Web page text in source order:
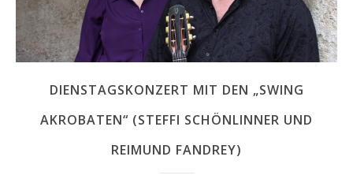
DIENSTAGSKONZERT MIT DEN „SWING
AKROBATEN“ (STEFFI SCHÖNLINNER UND
REIMUND FANDREY)